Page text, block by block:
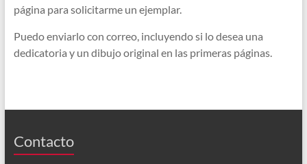
página para solicitarme un ejemplar.
Puedo enviarlo con correo, incluyendo si lo desea una
dedicatoria y un dibujo original en las primeras páginas.
Contacto